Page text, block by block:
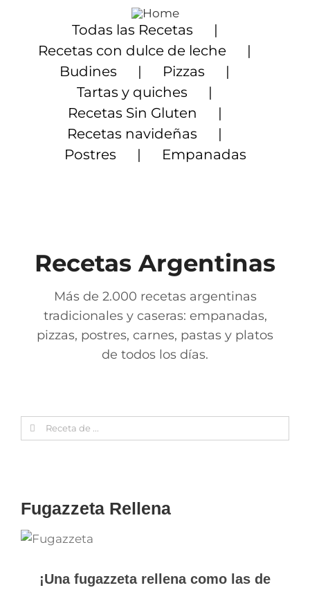
contenido
Todas las Recetas
Recetas con dulce de leche
Budines
Pizzas
Tartas y quiches
Recetas Sin Gluten
Recetas navideñas
Postres
Empanadas
Recetas Argentinas
Más de 2.000 recetas argentinas
tradicionales y caseras: empanadas,
pizzas, postres, carnes, pastas y platos
de todos los días.
Search
for:
Fugazzeta Rellena
¡Una fugazzeta rellena como las de